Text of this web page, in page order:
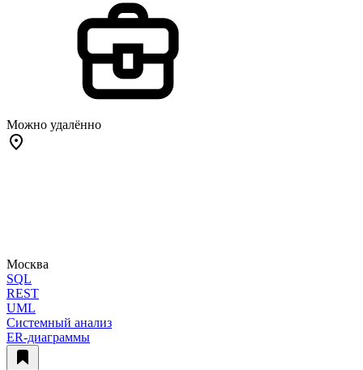
Можно удалённо
Москва
SQL
REST
UML
Системный анализ
ER-диаграммы